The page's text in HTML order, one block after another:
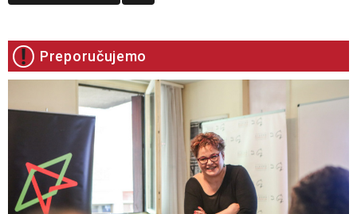
Preporučujemo